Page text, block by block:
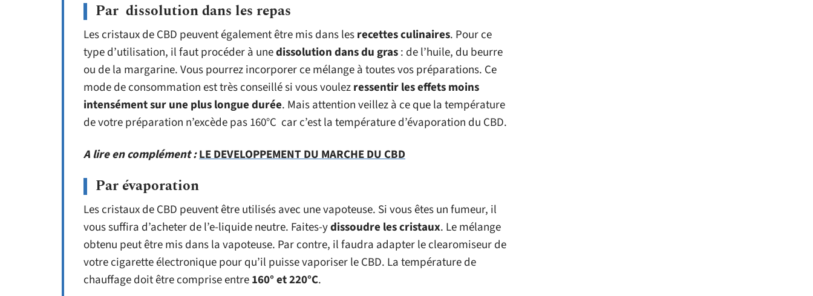
Par dissolution dans les repas
Les cristaux de CBD peuvent également être mis dans lesrecettes culinaires. Pour ce
type d’utilisation, il faut procéder à unedissolution dans du gras: de l’huile, du beurre
ou de la margarine. Vous pourrez incorporer ce mélange à toutes vos préparations. Ce
mode de consommation est très conseillé si vous voulezressentir les effets moins
intensément sur une plus longue durée. Mais attention veillez à ce que la température
de votre préparation n’excède pas 160°C car c’est la température d’évaporation du CBD.
A lire en complément :LE DEVELOPPEMENT DU MARCHE DU CBD
Par évaporation
Les cristaux de CBD peuvent être utilisés avec une vapoteuse. Si vous êtes un fumeur, il
vous suffira d’acheter de l’e-liquide neutre. Faites-ydissoudre les cristaux. Le mélange
obtenu peut être mis dans la vapoteuse. Par contre, il faudra adapter le clearomiseur de
votre cigarette électronique pour qu’il puisse vaporiser le CBD. La température de
chauffage doit être comprise entre160° et 220°C.